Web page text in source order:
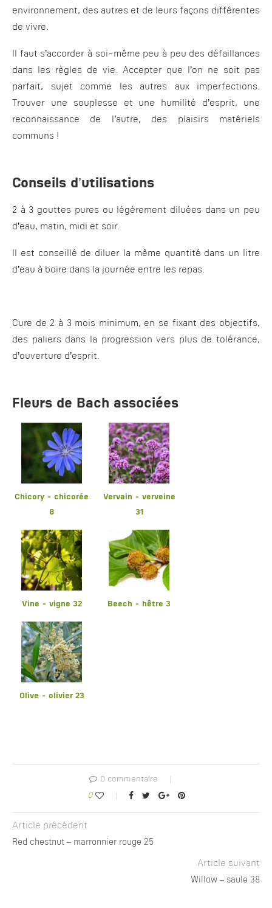
environnement, des autres et de leurs façons différentes
de vivre.
Il faut s’accorder à soi-même peu à peu des défaillances
dans les règles de vie. Accepter que l’on ne soit pas
parfait, sujet comme les autres aux imperfections.
Trouver une souplesse et une humilité d’esprit, une
reconnaissance de l’autre, des plaisirs matériels
communs !
Conseils d’utilisations
2 à 3 gouttes pures ou légèrement diluées dans un peu
d’eau, matin, midi et soir.
Il est conseillé de diluer la même quantité dans un litre
d’eau à boire dans la journée entre les repas.
Cure de 2 à 3 mois minimum, en se fixant des objectifs,
des paliers dans la progression vers plus de tolérance,
d’ouverture d’esprit.
Fleurs de Bach associées
Chicory - chicorée
8
Vervain - verveine
31
Vine - vigne 32 Beech - hêtre 3
Olive - olivier 23
0 commentaire
0
Article précédent
Red chestnut – marronnier rouge 25
Article suivant
Willow – saule 38